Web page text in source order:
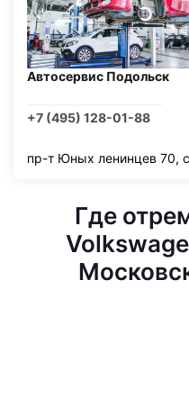
Автосервис Подольск
+7 (495) 128-01-88
пр-т Юных ленинцев 70,
Где